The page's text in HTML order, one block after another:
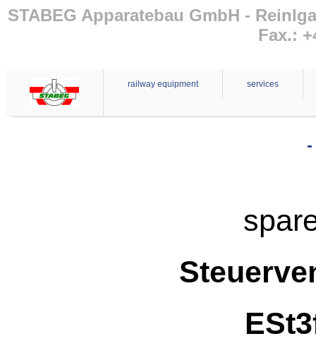
STABEG Apparatebau GmbH -
Fax.:
railway equipment services